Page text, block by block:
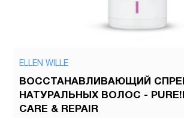
ELLEN WILLE
ВОССТАНАВЛИВАЮЩИЙ
НАТУРАЛЬНЫХ ВОЛОС -
CARE & REPAIR